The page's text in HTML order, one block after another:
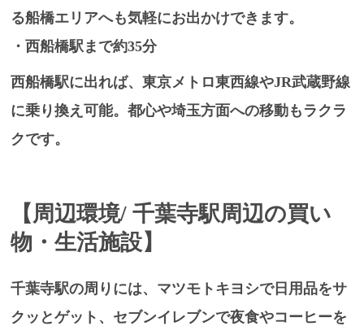
る船橋エリアへも気軽にお出かけできます。
・西船橋駅まで約35分
西船橋駅に出れば、東京メトロ東西線やJR武蔵野線
に乗り換え可能。都心や埼玉方面への移動もラクラ
クです。
【周辺環境/ 千葉寺駅周辺の買い
物・生活施設】
千葉寺駅の周りには、 マツモトキヨシで日用品をサ
クッとゲット、 セブンイレブンで夜食やコーヒーを